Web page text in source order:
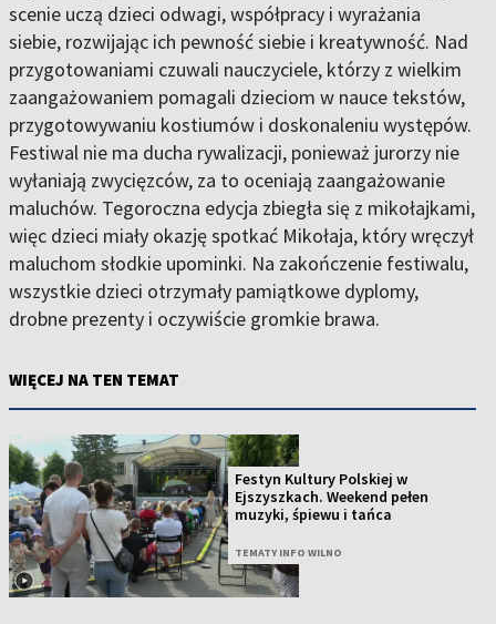
scenie uczą dzieci odwagi, współpracy i wyrażania
siebie, rozwijając ich pewność siebie i kreatywność. Nad
przygotowaniami czuwali nauczyciele, którzy z wielkim
zaangażowaniem pomagali dzieciom w nauce tekstów,
przygotowywaniu kostiumów i doskonaleniu występów.
Festiwal nie ma ducha rywalizacji, ponieważ jurorzy nie
wyłaniają zwycięzców, za to oceniają zaangażowanie
maluchów. Tegoroczna edycja zbiegła się z mikołajkami,
więc dzieci miały okazję spotkać Mikołaja, który wręczył
maluchom słodkie upominki. Na zakończenie festiwalu,
wszystkie dzieci otrzymały pamiątkowe dyplomy,
drobne prezenty i oczywiście gromkie brawa.
WIĘCEJ NA TEN TEMAT
Festyn Kultury Polskiej w
Ejszyszkach. Weekend pełen
muzyki, śpiewu i tańca
TEMATY INFO WILNO